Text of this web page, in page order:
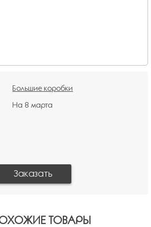
Большие коробки
На 8 марта
ТОВАРЫ